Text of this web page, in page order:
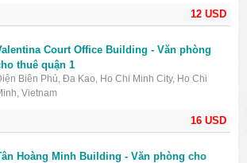
12 USD
16 USD
Court Office​ Building - Văn phòng
thuê quận 1
Biên Phủ, Đa Kao, Ho Chi Minh City, Ho Chi
Vietnam
Hoàng Minh Building - Văn phòng cho